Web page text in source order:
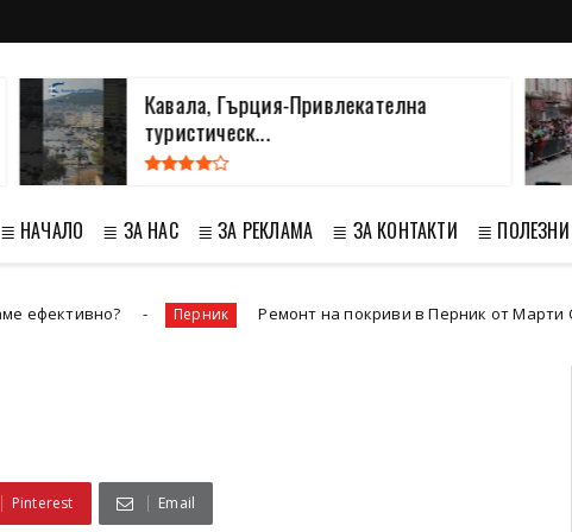
Кавала, Гърция-Привлекателна
туристическ...
≣ НАЧАЛО ≣ ЗА НАС ≣ ЗА РЕКЛАМА ≣ ЗА КОНТАКТИ ≣ ПОЛЕЗНИ
Перник Ремонт на покриви в Перник от Марти Строй - надеждни
Pinterest Email